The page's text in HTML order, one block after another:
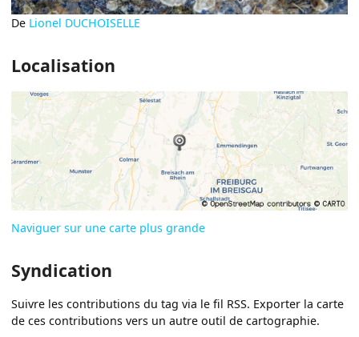
De Lionel DUCHOISELLE
Localisation
Naviguer sur une carte plus grande
Syndication
Suivre les contributions du tag via le fil RSS. Exporter la carte
de ces contributions vers un autre outil de cartographie.